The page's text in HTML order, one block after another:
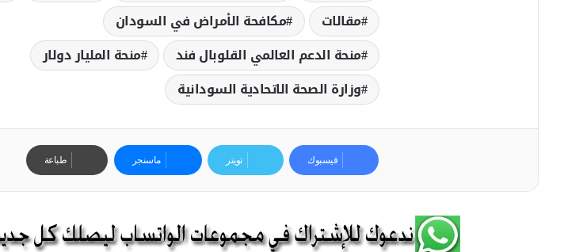
مقالات
مكافحة الأمراض في السودان
منحة الدعم العالمي القلوبال فند
منحة المليار دولار
وزارة الصحة الاتحادية السودانية
فيسبوك تويتر ماسنجر طباعة